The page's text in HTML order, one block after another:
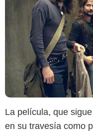
La película, que
en su travesía como